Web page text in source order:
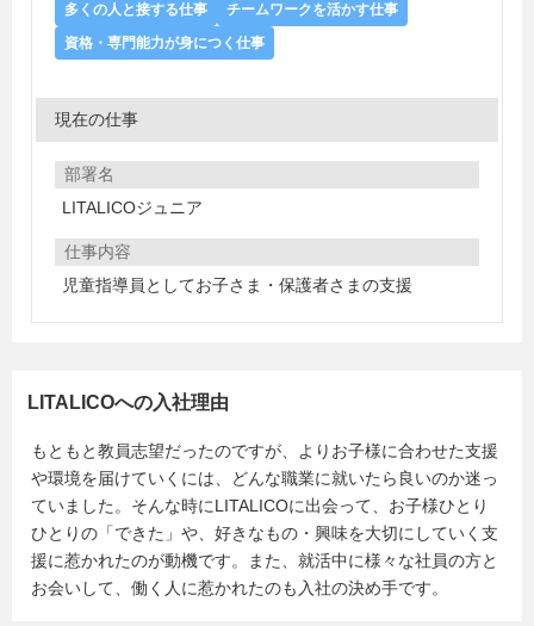
多くの人と接する仕事
チームワークを活かす仕事
資格・専門能力が身につく仕事
現在の仕事
部署名
LITALICOジュニア
仕事内容
児童指導員としてお子さま・保護者さまの支援
LITALICOへの入社理由
もともと教員志望だったのですが、よりお子様に合わせた支援
や環境を届けていくには、どんな職業に就いたら良いのか迷っ
ていました。そんな時にLITALICOに出会って、お子様ひとり
ひとりの「できた」や、好きなもの・興味を大切にしていく支
援に惹かれたのが動機です。また、就活中に様々な社員の方と
お会いして、働く人に惹かれたのも入社の決め手です。